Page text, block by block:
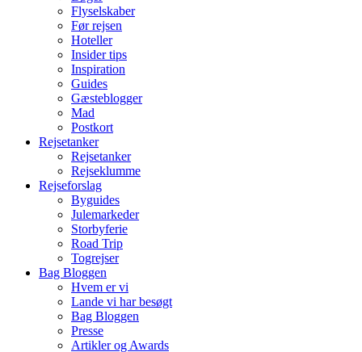
Flyselskaber
Før rejsen
Hoteller
Insider tips
Inspiration
Guides
Gæsteblogger
Mad
Postkort
Rejsetanker
Rejsetanker
Rejseklumme
Rejseforslag
Byguides
Julemarkeder
Storbyferie
Road Trip
Togrejser
Bag Bloggen
Hvem er vi
Lande vi har besøgt
Bag Bloggen
Presse
Artikler og Awards